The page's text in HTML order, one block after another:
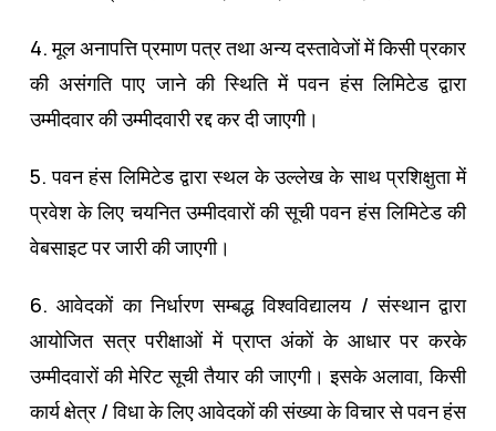
4. मूल अनापत्ति प्रमाण पत्र तथा अन्‍य दस्‍तावेजों में किसी प्रकार
की असंगति पाए जाने की स्थिति में पवन हंस लिमिटेड द्वारा
उम्‍मीदवार की उम्‍मीदवारी रद्द कर दी जाएगी।
5. पवन हंस लिमिटेड द्वारा स्‍थल के उल्‍लेख के साथ प्रशिक्षुता में
प्रवेश के लिए चयनित उम्‍मीदवारों की सूची पवन हंस लिमिटेड की
वेबसाइट पर जारी की जाएगी।
6. आवेदकों का निर्धारण सम्‍बद्ध विश्‍वविद्यालय / संस्‍थान द्वारा
आयोजित सत्र परीक्षाओं में प्राप्‍त अंकों के आधार पर करके
उम्‍मीदवारों की मेरिट सूची तैयार की जाएगी। इसके अलावा, किसी
कार्य क्षेत्र / विधा के लिए आवेदकों की संख्‍या के विचार से पवन हंस